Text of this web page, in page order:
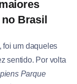
Brasil
foi um daqueles
sentido. Por volta
Parque